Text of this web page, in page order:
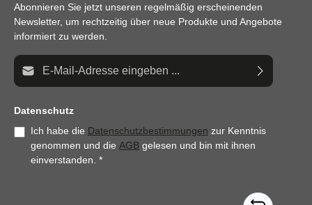
Abonnieren Sie jetzt unseren regelmäßig erscheinenden
Newsletter, um rechtzeitig über neue Produkte und Angebote
informiert zu werden.
E-Mail-Adresse*
Datenschutz
Ich habe die Datenschutzbestimmungen zur Kenntnis
genommen und die AGB gelesen und bin mit ihnen
einverstanden. *